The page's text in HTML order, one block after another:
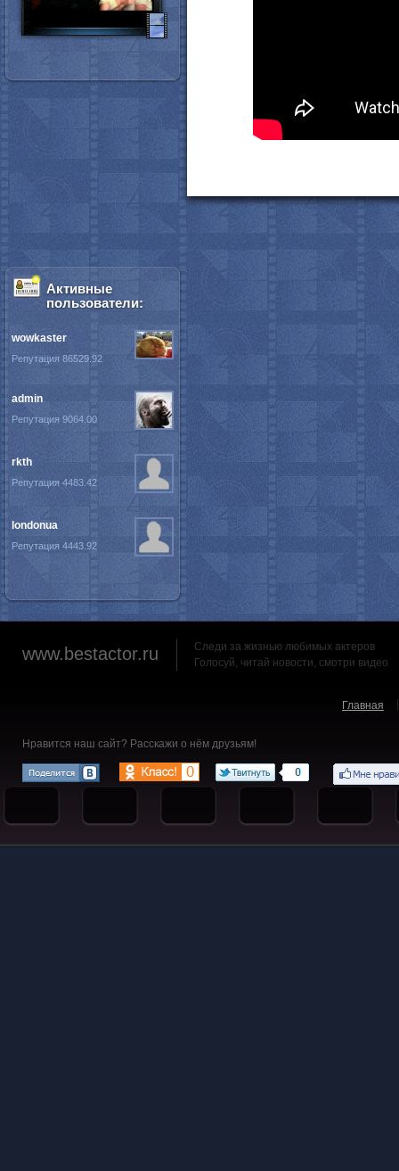
Активные
пользователи:
wowkaster
Репутация 86529.92
admin
Репутация 9064.00
rkth
Репутация 4483.42
londonua
Репутация 4443.92
www.bestactor.ru
Следи за жизнью любимых актеров
Голосуй, читай новости, смотри видео
Главная
Нравится наш сайт? Расскажи о нём друзьям!